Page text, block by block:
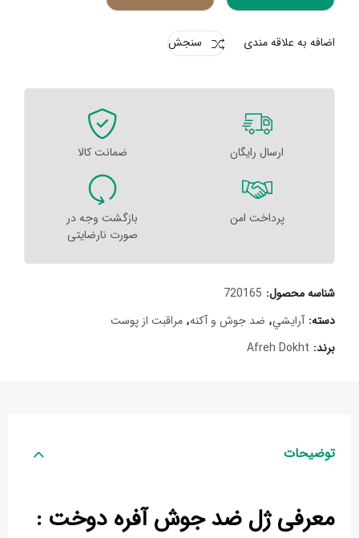
اضافه به علاقه مندی سنجش
ارسال رایگان ضمانت کالا
پرداخت امن
بازگشت وجه در
صورت نارضایتی
شناسه محصول: 720165
دسته: آرايشي, ضد جوش و آکنه, مراقبت از پوست
برند: Afreh Dokht
توضیحات
معرفی ژل ضد جوش آفره دوخت :